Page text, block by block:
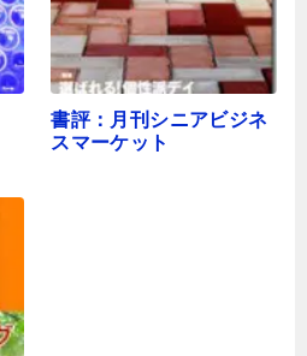
書評：月刊シニアビジネ
スマーケット